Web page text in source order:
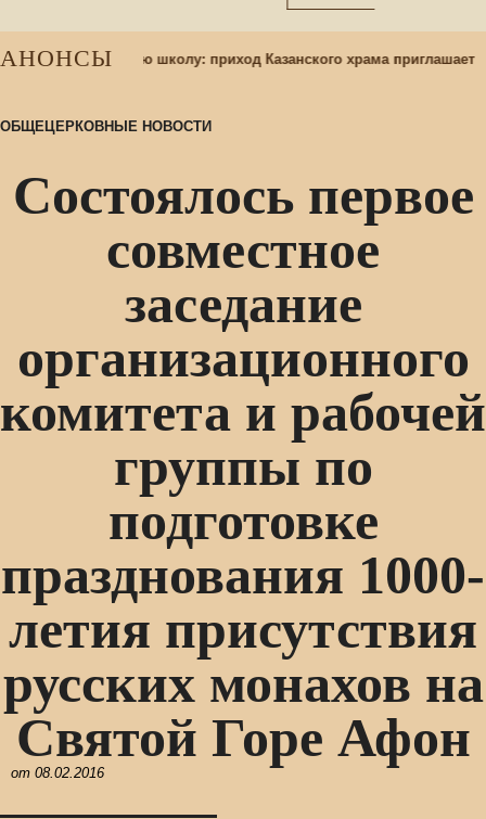
АНОНСЫ
в воскресную школу: приход Казанского храма приглашает
ОБЩЕЦЕРКОВНЫЕ НОВОСТИ
Состоялось первое
совместное
заседание
организационного
комитета и рабочей
группы по
подготовке
празднования 1000-
летия присутствия
русских монахов на
Святой Горе Афон
от 08.02.2016